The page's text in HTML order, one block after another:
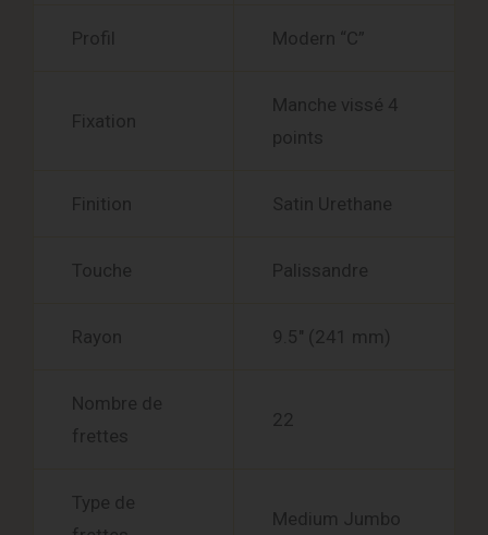
Profil Modern “C”
Fixation
Manche vissé 4
points
Finition Satin Urethane
Touche Palissandre
Rayon 9.5″ (241 mm)
Nombre de
frettes
22
Type de
Medium Jumbo